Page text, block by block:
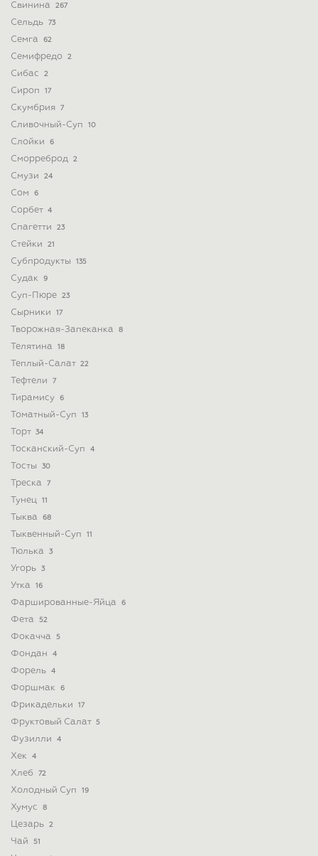
Свинина 267
Сельдь 73
Семга 62
Семифредо 2
Сибас 2
Сироп 17
Скумбрия 7
Сливочный-Суп 10
Слойки 6
Сморреброд 2
Смузи 24
Сом 6
Сорбет 4
Спагетти 23
Стейки 21
Субпродукты 135
Судак 9
Суп-Пюре 23
Сырники 17
Творожная-Запеканка 8
Телятина 18
Теплый-Салат 22
Тефтели 7
Тирамису 6
Томатный-Суп 13
Торт 34
Тосканский-Суп 4
Тосты 30
Треска 7
Тунец 11
Тыква 68
Тыквенный-Суп 11
Тюлька 3
Угорь 3
Утка 16
Фаршированные-Яйца 6
Фета 52
Фокачча 5
Фондан 4
Форель 4
Форшмак 6
Фрикадельки 17
Фруктовый Салат 5
Фузилли 4
Хек 4
Хлеб 72
Холодный Суп 19
Хумус 8
Цезарь 2
Чай 51